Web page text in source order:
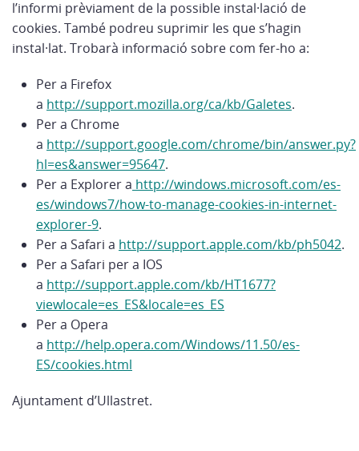
l’informi prèviament de la possible instal·lació de
cookies. També podreu suprimir les que s’hagin
instal·lat. Trobarà informació sobre com fer-ho a:
Per a Firefox
a http://support.mozilla.org/ca/kb/Galetes.
Per a Chrome
a http://support.google.com/chrome/bin/answer.py?
hl=es&answer=95647.
Per a Explorer a http://windows.microsoft.com/es-
es/windows7/how-to-manage-cookies-in-internet-
explorer-9.
Per a Safari a http://support.apple.com/kb/ph5042.
Per a Safari per a IOS
a http://support.apple.com/kb/HT1677?
viewlocale=es_ES&locale=es_ES
Per a Opera
a http://help.opera.com/Windows/11.50/es-
ES/cookies.html
Ajuntament d’Ullastret.